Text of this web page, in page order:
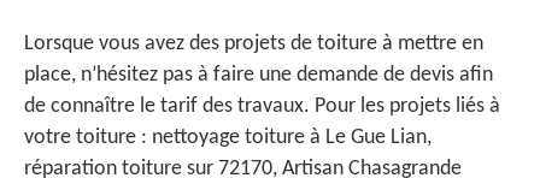
Lorsque vous avez des projets de toiture à mettre en
place, n’hésitez pas à faire une demande de devis afin
de connaître le tarif des travaux. Pour les projets liés à
votre toiture : nettoyage toiture à Le Gue Lian,
réparation toiture sur 72170, Artisan Chasagrande